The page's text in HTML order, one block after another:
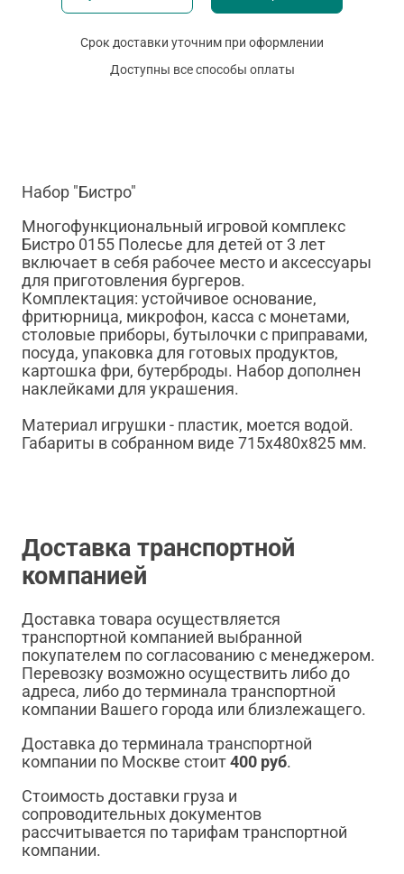
Срок доставки уточним при оформлении
Доступны все способы оплаты
Набор "Бистро"
Многофункциональный игровой комплекс
Бистро 0155 Полесье для детей от 3 лет
включает в себя рабочее место и аксессуары
для приготовления бургеров.
Комплектация: устойчивое основание,
фритюрница, микрофон, касса с монетами,
столовые приборы, бутылочки с приправами,
посуда, упаковка для готовых продуктов,
картошка фри, бутерброды. Набор дополнен
наклейками для украшения.
Материал игрушки - пластик, моется водой.
Габариты в собранном виде 715х480х825 мм.
Доставка транспортной
компанией
Доставка товара осуществляется
транспортной компанией выбранной
покупателем по согласованию с менеджером.
Перевозку возможно осуществить либо до
адреса, либо до терминала транспортной
компании Вашего города или близлежащего.
Доставка до терминала транспортной
компании по Москве стоит400 руб.
Стоимость доставки груза и
сопроводительных документов
рассчитывается по тарифам транспортной
компании.